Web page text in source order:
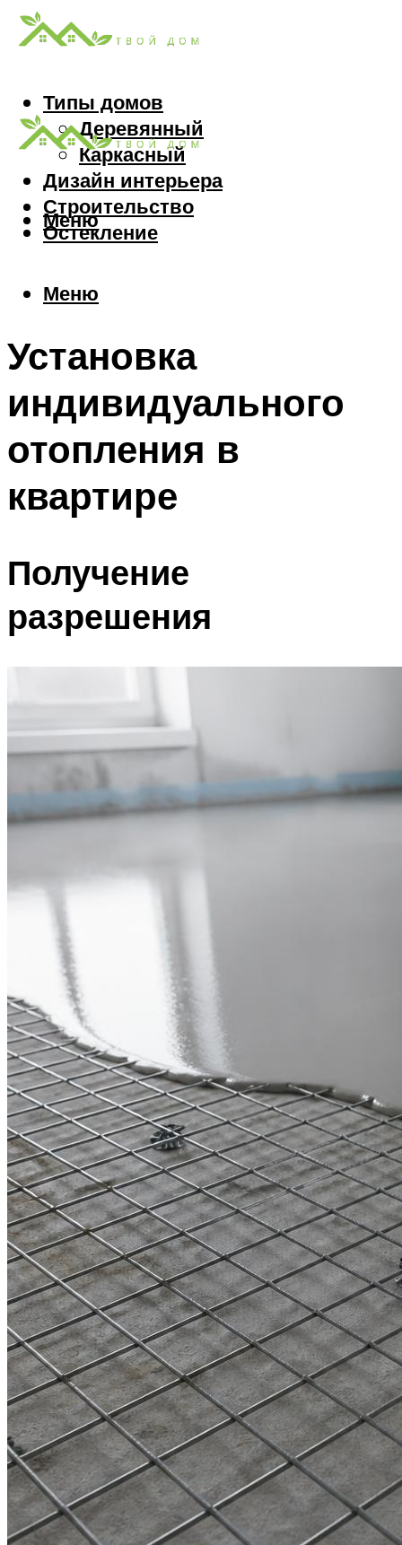
Типы домов
Деревянный
Каркасный
Дизайн интерьера
Строительство
Остекление
Меню
Меню
Установка
индивидуального
отопления в
квартире
Получение
разрешения